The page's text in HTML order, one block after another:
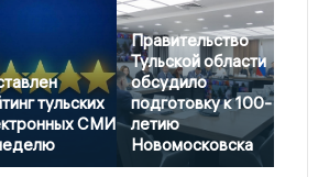
тульских
СМИ
Правительство
Тульской области
обсудило
подготовку к 100-
летию
Новомосковска